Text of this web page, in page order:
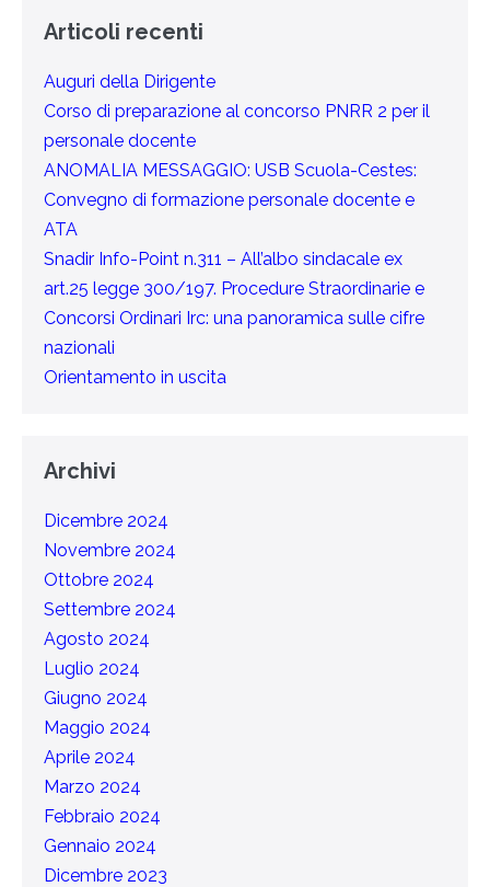
Articoli recenti
Auguri della Dirigente
Corso di preparazione al concorso PNRR 2 per il
personale docente
ANOMALIA MESSAGGIO: USB Scuola-Cestes:
Convegno di formazione personale docente e
ATA
Snadir Info-Point n.311 – All’albo sindacale ex
art.25 legge 300/197. Procedure Straordinarie e
Concorsi Ordinari Irc: una panoramica sulle cifre
nazionali
Orientamento in uscita
Archivi
Dicembre 2024
Novembre 2024
Ottobre 2024
Settembre 2024
Agosto 2024
Luglio 2024
Giugno 2024
Maggio 2024
Aprile 2024
Marzo 2024
Febbraio 2024
Gennaio 2024
Dicembre 2023